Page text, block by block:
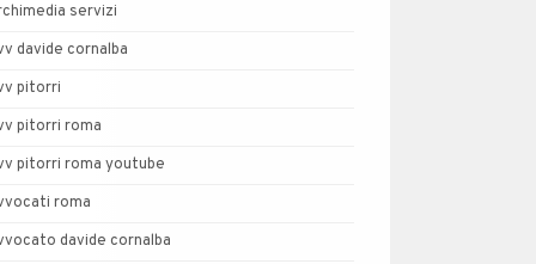
servizi
davide cornalba
pitorri
pitorri roma
pitorri roma youtube
roma
davide cornalba